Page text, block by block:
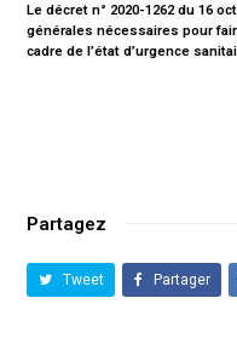
Le décret n° 2020-1262 du 16
générales nécessaires pour
cadre de l’état d’urgence
Partagez
Tweet Partager